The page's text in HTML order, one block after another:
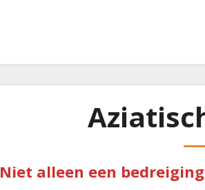
Niet alleen een